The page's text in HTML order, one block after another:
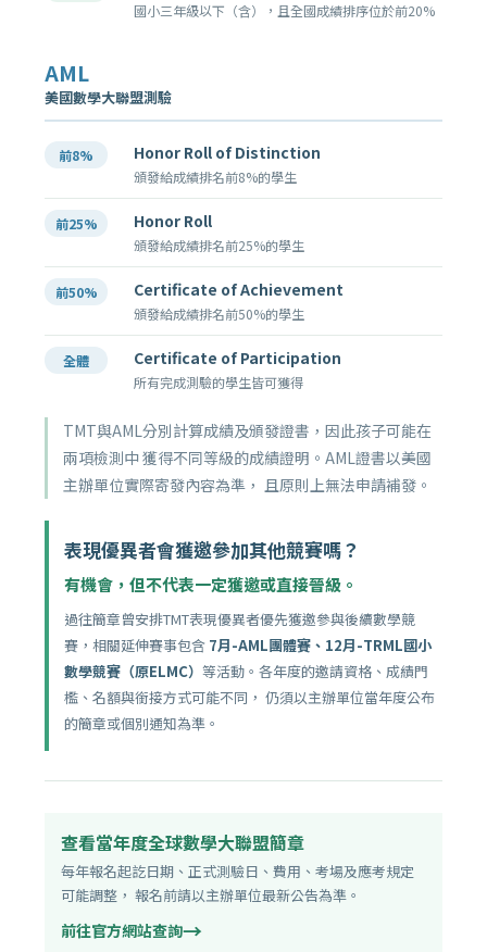
國小三年級以下（含），且全國成績排序位於前20%
AML
美國數學大聯盟測驗
前8% Honor Roll of Distinction
頒發給成績排名前8%的學生
前25% Honor Roll
頒發給成績排名前25%的學生
前50% Certificate of Achievement
頒發給成績排名前50%的學生
全體 Certificate of Participation
所有完成測驗的學生皆可獲得
TMT與AML分別計算成績及頒發證書，因此孩子可能在
兩項檢測中 獲得不同等級的成績證明。AML證書以美國
主辦單位實際寄發內容為準， 且原則上無法申請補發。
表現優異者會獲邀參加其他競賽嗎？
有機會，但不代表一定獲邀或直接晉級。
過往簡章曾安排TMT表現優異者優先獲邀參與後續數學競
賽，相關延伸賽事包含 7月-AML團體賽、12月-TRML國小
數學競賽（原ELMC） 等活動。各年度的邀請資格、成績門
檻、名額與銜接方式可能不同， 仍須以主辦單位當年度公布
的簡章或個別通知為準。
查看當年度全球數學大聯盟簡章
每年報名起訖日期、正式測驗日、費用、考場及應考規定
可能調整， 報名前請以主辦單位最新公告為準。
前往官方網站查詢→